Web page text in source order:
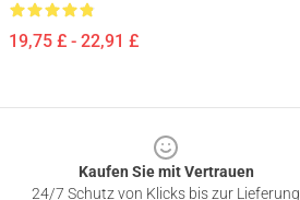
19,75 £ - 22,91 £
Kaufen Sie mit Vertrauen
24/7 Schutz von Klicks bis zur Lieferung